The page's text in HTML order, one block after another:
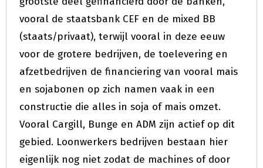
vooral de staatsbank CEF en de mixed BB
(staats/privaat), terwijl vooral in deze eeuw
voor de grotere bedrijven, de toelevering en
afzetbedrijven de financiering van vooral mais
en sojabonen op zich namen vaak in een
constructie die alles in soja of mais omzet.
Vooral Cargill, Bunge en ADM zijn actief op dit
gebied. Loonwerkers bedrijven bestaan hier
eigenlijk nog niet zodat de machines of door